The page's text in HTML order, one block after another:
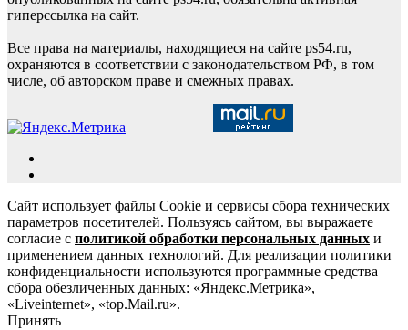
гиперссылка на сайт.
Все права на материалы, находящиеся на сайте ps54.ru,
охраняются в соответствии с законодательством РФ, в том
числе, об авторском праве и смежных правах.
Сайт использует файлы Cookie и сервисы сбора технических
параметров посетителей. Пользуясь сайтом, вы выражаете
согласие с политикой обработки персональных данных и
применением данных технологий. Для реализации политики
конфиденциальности используются программные средства
сбора обезличенных данных: «Яндекс.Метрика»,
«Liveinternet», «top.Mail.ru».
Принять